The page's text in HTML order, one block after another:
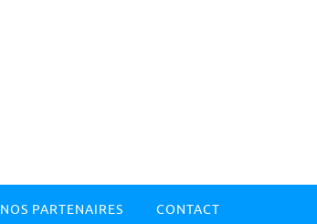
NOS PARTENAIRES CONTACT